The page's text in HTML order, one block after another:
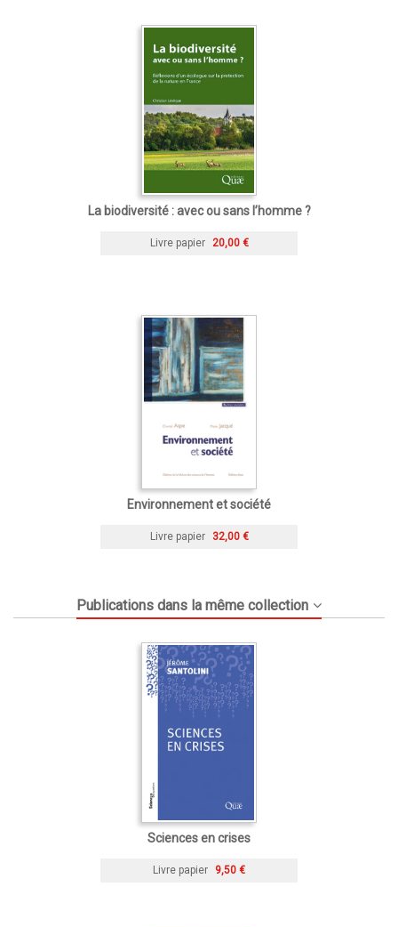
La biodiversité : avec ou sans l’homme ?
Livre papier 20,00 €
Environnement et société
Livre papier 32,00 €
Publications dans la même collection
Sciences en crises
Livre papier 9,50 €